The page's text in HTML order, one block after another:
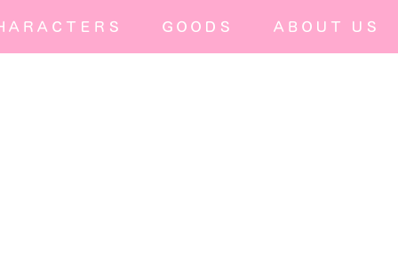
ＡＲＡＣＴＥＲＳ ＧＯＯＤＳ ＡＢＯＵＴ ＵＳ